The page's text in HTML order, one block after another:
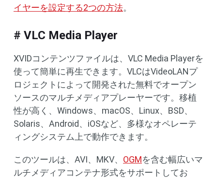
イヤーを設定する2つの方法。
# VLC Media Player
XVIDコンテンツファイルは、VLC Media Playerを
使って簡単に再生できます。VLCはVideoLANプ
ロジェクトによって開発された無料でオープン
ソースのマルチメディアプレーヤーです。移植
性が高く、Windows、macOS、Linux、BSD、
Solaris、Android、iOSなど、多様なオペレーテ
ィングシステム上で動作できます。
このツールは、AVI、MKV、 OGMを含む幅広いマ
ルチメディアコンテナ形式をサポートしてお